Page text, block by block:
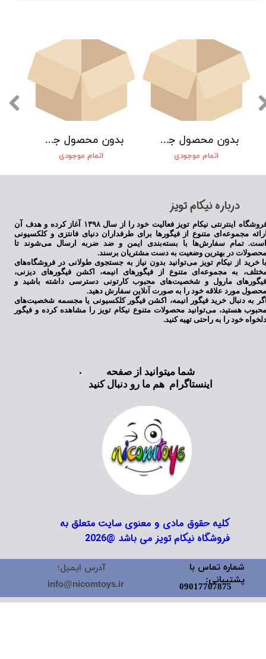
بدون محصول جهت نمایش
اتمام موجودی
بدون محصول جهت نمایش
اتمام موجودی
​درباره نیکام تویز
فروشگاه اینترنتی نیکام تویز فعالیت خود را از سال ۱۳۹۸ آغاز کرده و هدف آن
مجموعه‌ای متنوع از فیگورها برای طرفداران دنیای فانتزی و کلکسیونی
تمام سفارش‌ها با بسته‌بندی ایمن و ضد ضربه ارسال می‌شوند تا
در بهترین وضعیت به دست مشتریان برسند.
خرید از نیکام تویز می‌توانید بدون نیاز به جستجوی طولانی در فروشگاه‌های
به مجموعه‌ای متنوع از فیگورهای انیمه، اکشن فیگورهای دیزنی،
مارول و شخصیت‌های محبوب کارتونی دسترسی داشته باشید و
مورد علاقه خود را به صورت آنلاین سفارش دهید.
به دنبال خرید فیگور انیمه، اکشن فیگور کلکسیونی یا مجسمه شخصیت‌های
هستید، می‌توانید محصولات متنوع نیکام تویز را مشاهده کرده و فیگور
خود را به راحتی تهیه کنید.
کلیه حقوق مادی و معنوی سایت متعلق به
فروشگاه نیکام تویز می باشد @2026
شما میتوانید از صفحه
اینستاگرام هم ما رو دنبال کنید
شماره تماس با
پشتیبانی:
09017707875
آدرس ایمیل:
info@nicomtoys.ir